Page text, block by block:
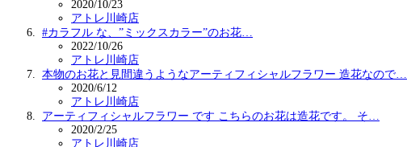
2020/10/23
アトレ川崎店
#カラフル な、”ミックスカラー”のお花…
2022/10/26
アトレ川崎店
本物のお花と見間違うようなアーティフィシャルフラワー 造花なので…
2020/6/12
アトレ川崎店
アーティフィシャルフラワー です️ こちらのお花は造花です。 そ…
2020/2/25
アトレ川崎店